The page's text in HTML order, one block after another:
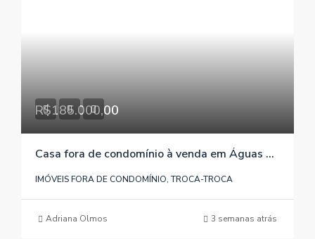
R$185.000,00
Casa fora de condomínio à venda em Águas Claras / Viamão / RS, referência 158
IMÓVEIS FORA DE CONDOMÍNIO, TROCA-TROCA
Adriana Olmos 3 semanas atrás